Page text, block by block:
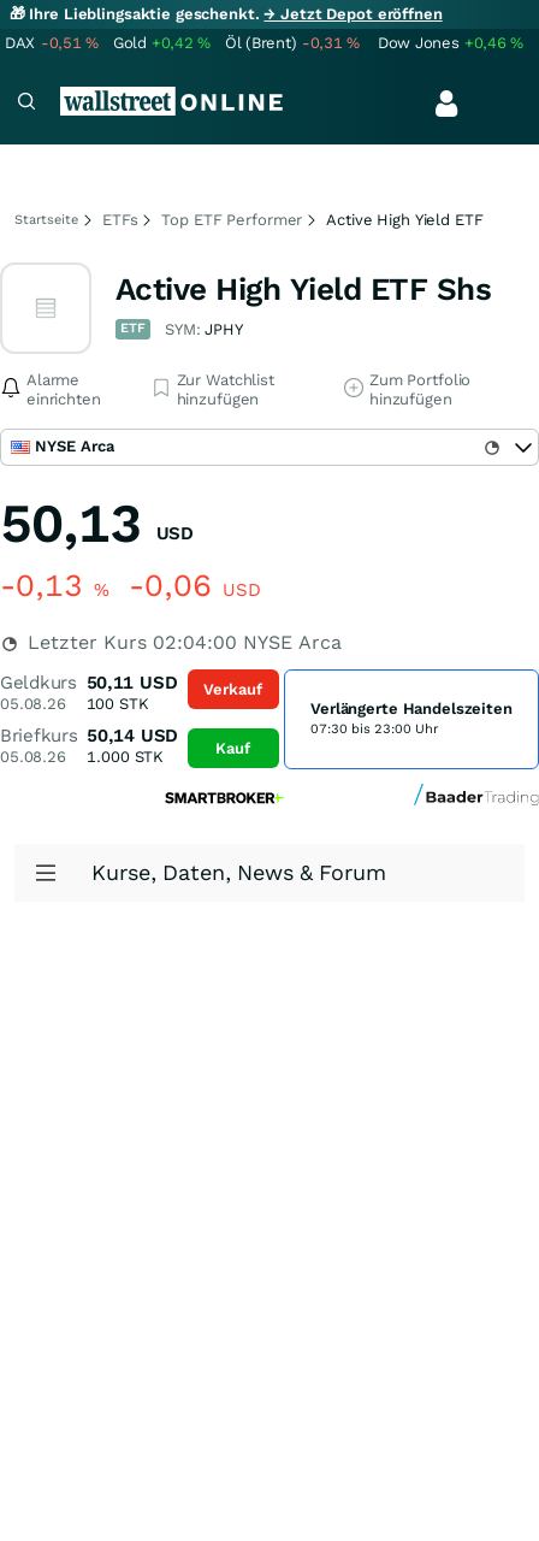
🎁 Ihre Lieblingsaktie geschenkt.→ Jetzt Depot eröffnen
DAX -0,51% Gold +0,42% Öl (Brent) -0,31% Dow Jones +0,46%
Startseite ETFs Top ETF Performer Active High Yield ETF
Active High Yield ETF Shs
ETF SYM:JPHY
Alarme
einrichten
Zur Watchlist
hinzufügen
Zum Portfolio
hinzufügen
NYSE Arca
50,13 USD
-0,13 % -0,06 USD
Letzter Kurs 02:04:00 NYSE Arca
Geldkurs
05.08.26
50,11 USD
100 STK
Briefkurs
05.08.26
50,14 USD
1.000STK
Verkauf
Kauf
Verlängerte Handelszeiten
07:30 bis 23:00 Uhr
Kurse, Daten, News & Forum